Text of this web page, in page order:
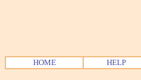
HOME HELP